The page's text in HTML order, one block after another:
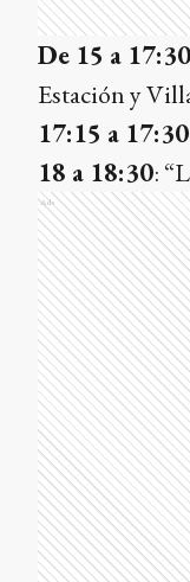
De 15 a 17:30
Estación y
17:15 a 17:30
18 a 18:30:
Ads